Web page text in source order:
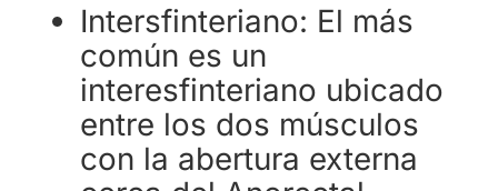
Intersfinteriano: El más
común es un
interesfinteriano ubicado
entre los dos músculos
con la abertura externa